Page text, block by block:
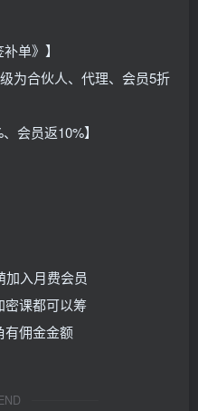
单》】
为合伙人、代理、会员5折
会员返10%】
加入月费会员
密课都可以筹
有佣金金额